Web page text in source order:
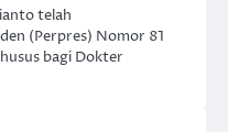
telah
(Perpres) Nomor 81
bagi Dokter